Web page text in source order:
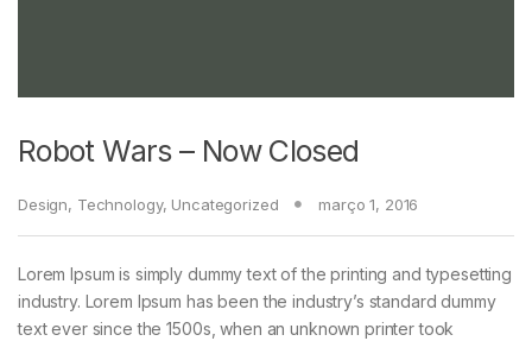
Robot Wars – Now Closed
Design, Technology, Uncategorized março 1, 2016
Lorem Ipsum is simply dummy text of the printing and typesetting
industry. Lorem Ipsum has been the industry’s standard dummy
text ever since the 1500s, when an unknown printer took